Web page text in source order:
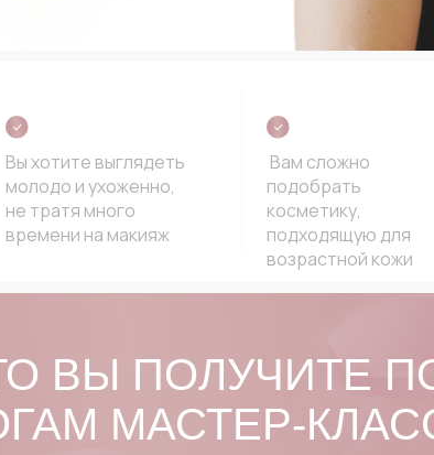
Вы хотите выглядеть
молодо и ухоженно,
не тратя много
времени на макияж
Вам сложно
подобрать
косметику,
подходящую для
возрастной кожи
ВЫ ПОЛУЧИТЕ
МАСТЕР-